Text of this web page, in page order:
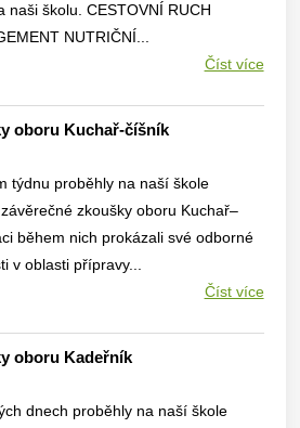
školu. CESTOVNÍ RUCH
NUTRIČNÍ...
Číst více
oboru Kuchař-číšník
týdnu proběhly na naší škole
zkoušky oboru Kuchař–
během nich prokázali své odborné
v oblasti přípravy...
Číst více
oboru Kadeřník
dnech proběhly na naší škole